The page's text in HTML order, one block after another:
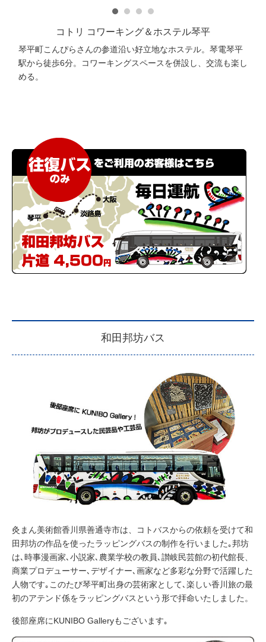
コトリ コワーキング＆ホステル琴平
琴平町こんぴらさんの参道沿い好立地なホステル。琴電琴平
駅から徒歩6分。コワーキングスペースを併設し、交流も楽し
める。
和田邦坊バス
灸まん美術館香川県善通寺市は、コトバスからの依頼を受けて和
田邦坊の作品を使ったラッピングバスの制作を行いました｡邦坊
は､時事漫画家､小説家､農業学校の教員､讃岐民芸館の初代館長、
商業プロデューサー､デザイナー､画家など多彩な分野で活躍した
人物です｡このたび琴平町出身の芸術家として､楽しい香川旅の最
初のアテンド係をラッピングバスという形で拝命いたしました。
後部座席にKUNIBO Galleryもございます｡